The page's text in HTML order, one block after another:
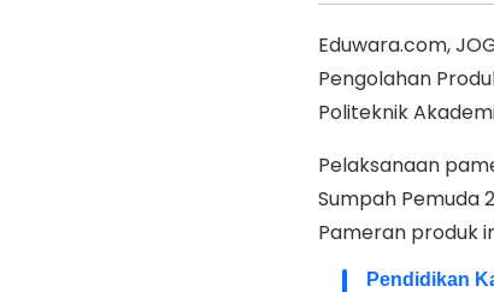
Eduwara.com,
Pengolahan
Politeknik
Pelaksanaan
Sumpah Pemuda
Pameran produk
Pendidikan